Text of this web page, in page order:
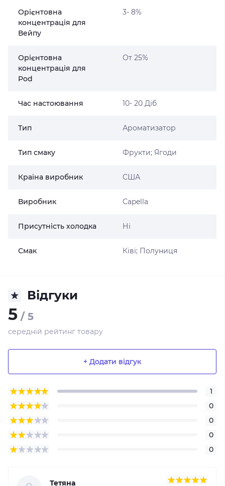
Орієнтовна
концентрація для
Вейпу
3- 8%
Орієнтовна
концентрація для
Pod
От 25%
Час настоювання 10- 20 Діб
Тип Ароматизатор
Тип смаку Фрукти; Ягоди
Країна виробник США
Виробник Capella
Присутність холодка Ні
Смак Ківі; Полуниця
Відгуки
5 / 5
середній рейтинг товару
+ Додати відгук
1
0
0
0
0
Тетяна